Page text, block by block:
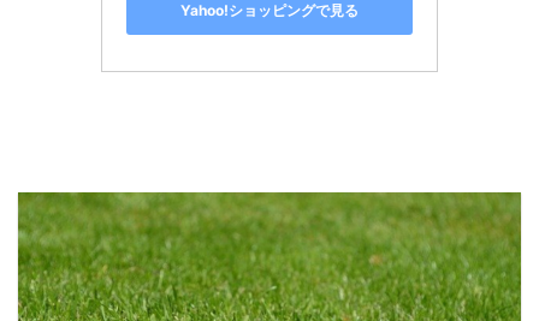
Yahoo!ショッピングで見る